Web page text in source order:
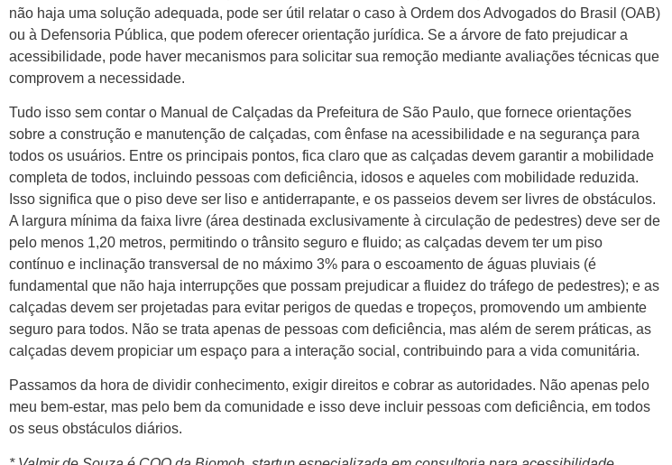
não haja uma solução adequada, pode ser útil relatar o caso à Ordem dos Advogados do Brasil (OAB)
ou à Defensoria Pública, que podem oferecer orientação jurídica. Se a árvore de fato prejudicar a
acessibilidade, pode haver mecanismos para solicitar sua remoção mediante avaliações técnicas que
comprovem a necessidade.
Tudo isso sem contar o Manual de Calçadas da Prefeitura de São Paulo, que fornece orientações
sobre a construção e manutenção de calçadas, com ênfase na acessibilidade e na segurança para
todos os usuários. Entre os principais pontos, fica claro que as calçadas devem garantir a mobilidade
completa de todos, incluindo pessoas com deficiência, idosos e aqueles com mobilidade reduzida.
Isso significa que o piso deve ser liso e antiderrapante, e os passeios devem ser livres de obstáculos.
A largura mínima da faixa livre (área destinada exclusivamente à circulação de pedestres) deve ser de
pelo menos 1,20 metros, permitindo o trânsito seguro e fluido; as calçadas devem ter um piso
contínuo e inclinação transversal de no máximo 3% para o escoamento de águas pluviais (é
fundamental que não haja interrupções que possam prejudicar a fluidez do tráfego de pedestres); e as
calçadas devem ser projetadas para evitar perigos de quedas e tropeços, promovendo um ambiente
seguro para todos. Não se trata apenas de pessoas com deficiência, mas além de serem práticas, as
calçadas devem propiciar um espaço para a interação social, contribuindo para a vida comunitária.
Passamos da hora de dividir conhecimento, exigir direitos e cobrar as autoridades. Não apenas pelo
meu bem-estar, mas pelo bem da comunidade e isso deve incluir pessoas com deficiência, em todos
os seus obstáculos diários.